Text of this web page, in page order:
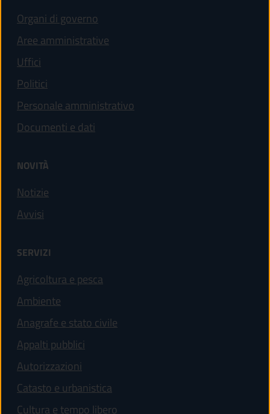
Organi di governo
Aree amministrative
Uffici
Politici
Personale amministrativo
Documenti e dati
NOVITÀ
Notizie
Avvisi
SERVIZI
Agricoltura e pesca
Ambiente
Anagrafe e stato civile
Appalti pubblici
Autorizzazioni
Catasto e urbanistica
Cultura e tempo libero